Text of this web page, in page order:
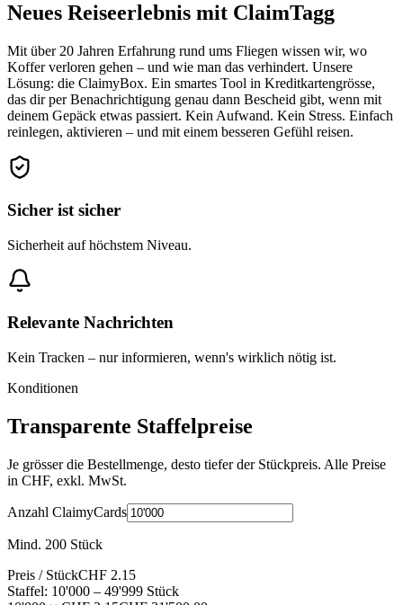
Neues Reiseerlebnis mit ClaimTagg
Mit über 20 Jahren Erfahrung rund ums Fliegen wissen wir, wo
Koffer verloren gehen – und wie man das verhindert. Unsere
Lösung: die ClaimyBox. Ein smartes Tool in Kreditkartengrösse,
das dir per Benachrichtigung genau dann Bescheid gibt, wenn mit
deinem Gepäck etwas passiert. Kein Aufwand. Kein Stress. Einfach
reinlegen, aktivieren – und mit einem besseren Gefühl reisen.
Sicher ist sicher
Sicherheit auf höchstem Niveau.
Relevante Nachrichten
Kein Tracken – nur informieren, wenn's wirklich nötig ist.
Konditionen
Transparente Staffelpreise
Je grösser die Bestellmenge, desto tiefer der Stückpreis. Alle Preise
in CHF, exkl. MwSt.
Anzahl ClaimyCards
Mind. 200 Stück
Preis / StückCHF 2.15
Staffel: 10'000 – 49'999 Stück